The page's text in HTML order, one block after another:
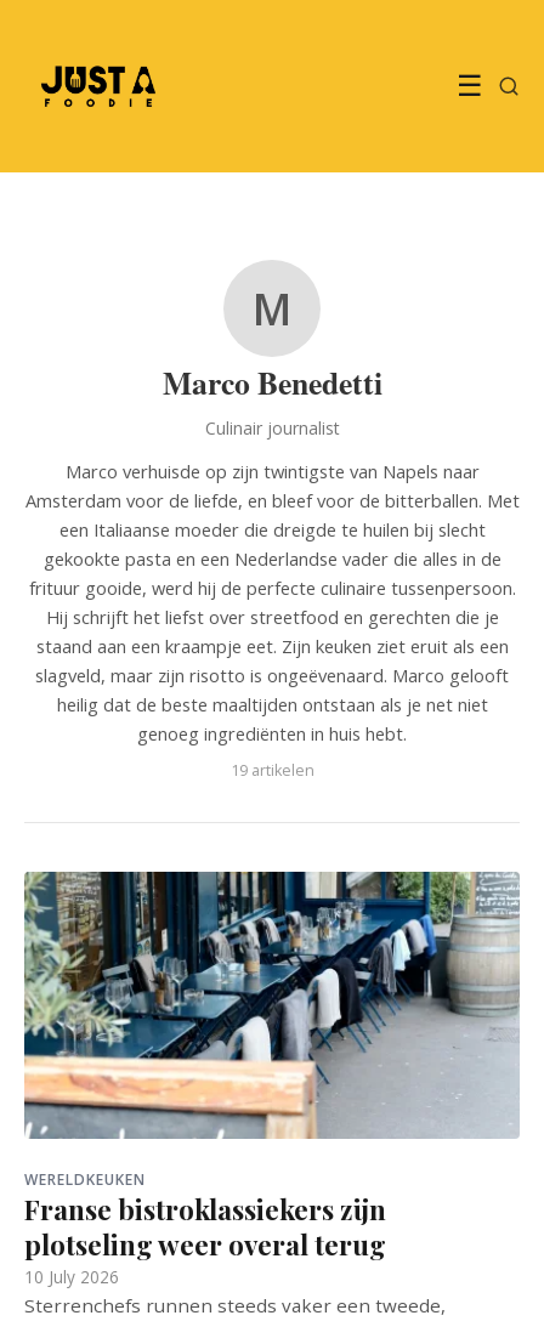
☰
M
Marco Benedetti
Culinair journalist
Marco verhuisde op zijn twintigste van Napels naar
Amsterdam voor de liefde, en bleef voor de bitterballen. Met
een Italiaanse moeder die dreigde te huilen bij slecht
gekookte pasta en een Nederlandse vader die alles in de
frituur gooide, werd hij de perfecte culinaire tussenpersoon.
Hij schrijft het liefst over streetfood en gerechten die je
staand aan een kraampje eet. Zijn keuken ziet eruit als een
slagveld, maar zijn risotto is ongeëvenaard. Marco gelooft
heilig dat de beste maaltijden ontstaan als je net niet
genoeg ingrediënten in huis hebt.
19 artikelen
WERELDKEUKEN
Franse bistroklassiekers zijn
plotseling weer overal terug
10 July 2026
Sterrenchefs runnen steeds vaker een tweede,